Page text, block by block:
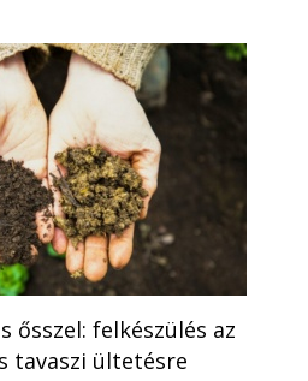
ősszel: felkészülés az
tavaszi ültetésre